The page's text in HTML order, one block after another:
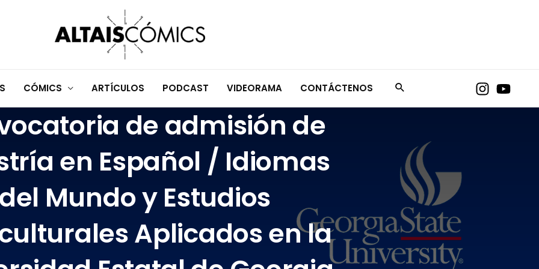
CÓMICS ARTÍCULOS PODCAST VIDEORAMA CONTÁCTENOS
de admisión de
en Español / Idiomas
del Mundo y Estudios
Aplicados en la